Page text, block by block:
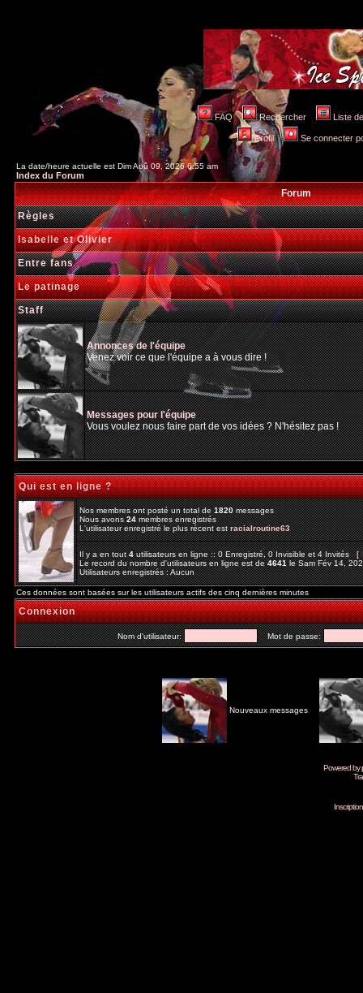
FAQ Rechercher Liste
Profil Se connecter
La date/heure actuelle est Dim Aoû 09, 2026 6:55 am
Index du Forum
Forum
Règles
Isabelle et Olivier
Entre fans
Le patinage
Staff
Annonces de l'équipe
Venez voir ce que l'équipe a à vous dire !
Messages pour l'équipe
Vous voulez nous faire part de vos idées ? N'hésitez pas !
Qui est en ligne ?
Nos membres ont posté un total de1820messages
Nous avons24membres enregistrés
L'utilisateur enregistré le plus récent estracialroutine63
Il y a en tout4utilisateurs en ligne :: 0 Enregistré, 0 Invisible et 4 Invités [
Le record du nombre d'utilisateurs en ligne est de4641le Sam Fév 14,
Utilisateurs enregistrés : Aucun
Ces données sont basées sur les utilisateurs actifs des cinq dernières minutes
Connexion
Nom d'utilisateur: Mot de passe:
Nouveaux messages
Powered by